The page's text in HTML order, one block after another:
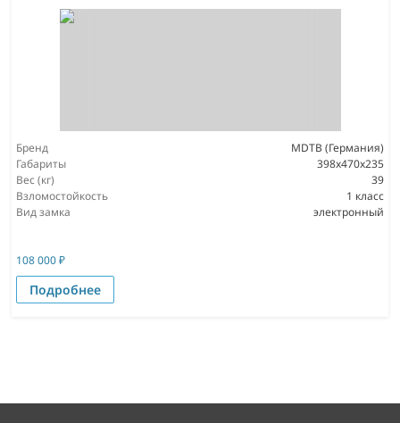
Бренд
MDTB (Германия)
Габариты
398x470x235
Вес (кг)
39
Взломостойкость
1 класс
Вид замка
электронный
108 000₽
Подробнее